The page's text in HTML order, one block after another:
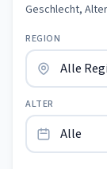
Geschlecht,
REGION
ALTER